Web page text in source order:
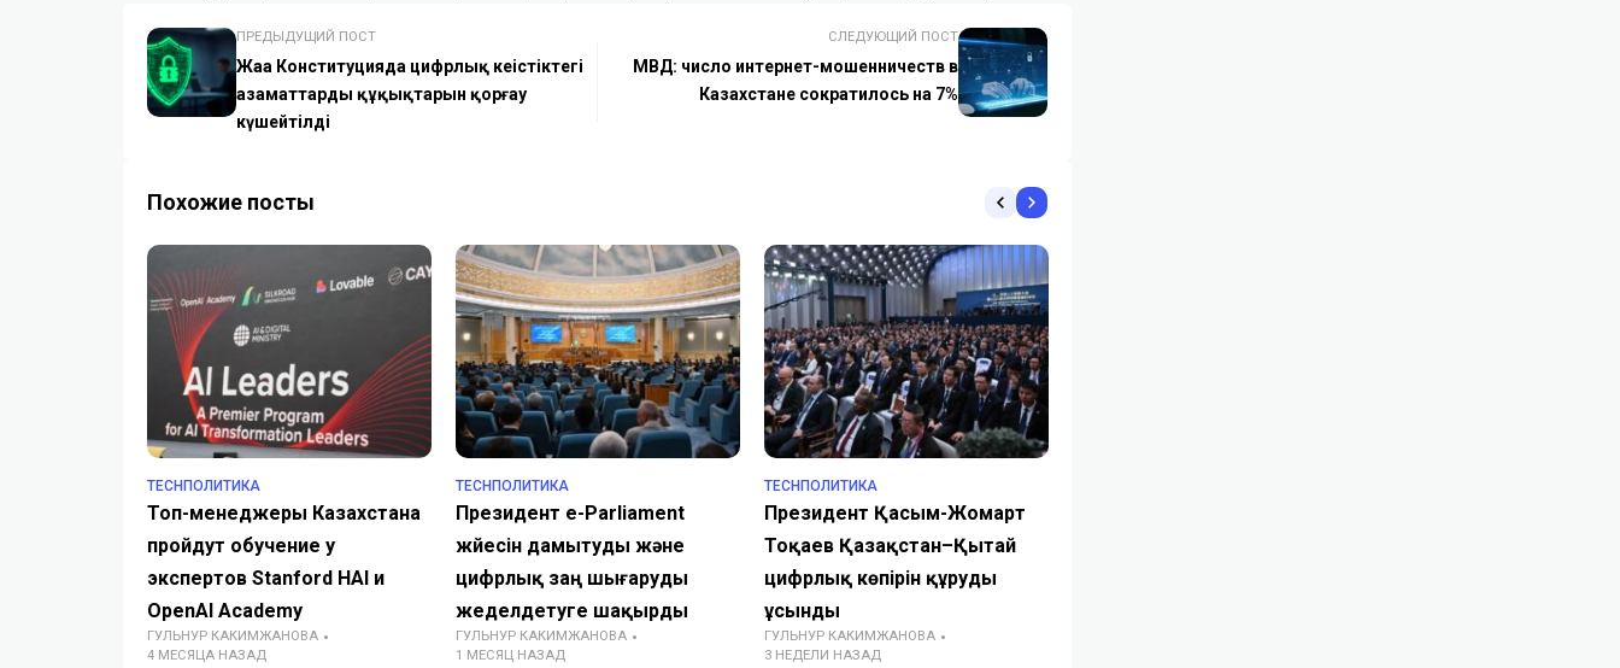
ПРЕДЫДУЩИЙ ПОСТ
Жаңа Конституцияда цифрлық кеңістіктегі
азаматтардың құқықтарын қорғау
күшейтілді
СЛЕДУЮЩИЙ ПОСТ
МВД: число интернет-мошенничеств в
Казахстане сократилось на 7%
Похожие посты
TECHПОЛИТИКА
Топ-менеджеры Казахстана
пройдут обучение у
экспертов Stanford HAI и
OpenAI Academy
ГУЛЬНУР КАКИМЖАНОВА
4 МЕСЯЦА НАЗАД
TECHПОЛИТИКА
Президент e-Parliament
жүйесін дамытуды және
цифрлық заң шығаруды
жеделдетуге шақырды
ГУЛЬНУР КАКИМЖАНОВА
1 МЕСЯЦ НАЗАД
TECHПОЛИТИКА
Президент Қасым-Жомарт
Тоқаев Қазақстан–Қытай
цифрлық көпірін құруды
ұсынды
ГУЛЬНУР КАКИМЖАНОВА
3 НЕДЕЛИ НАЗАД